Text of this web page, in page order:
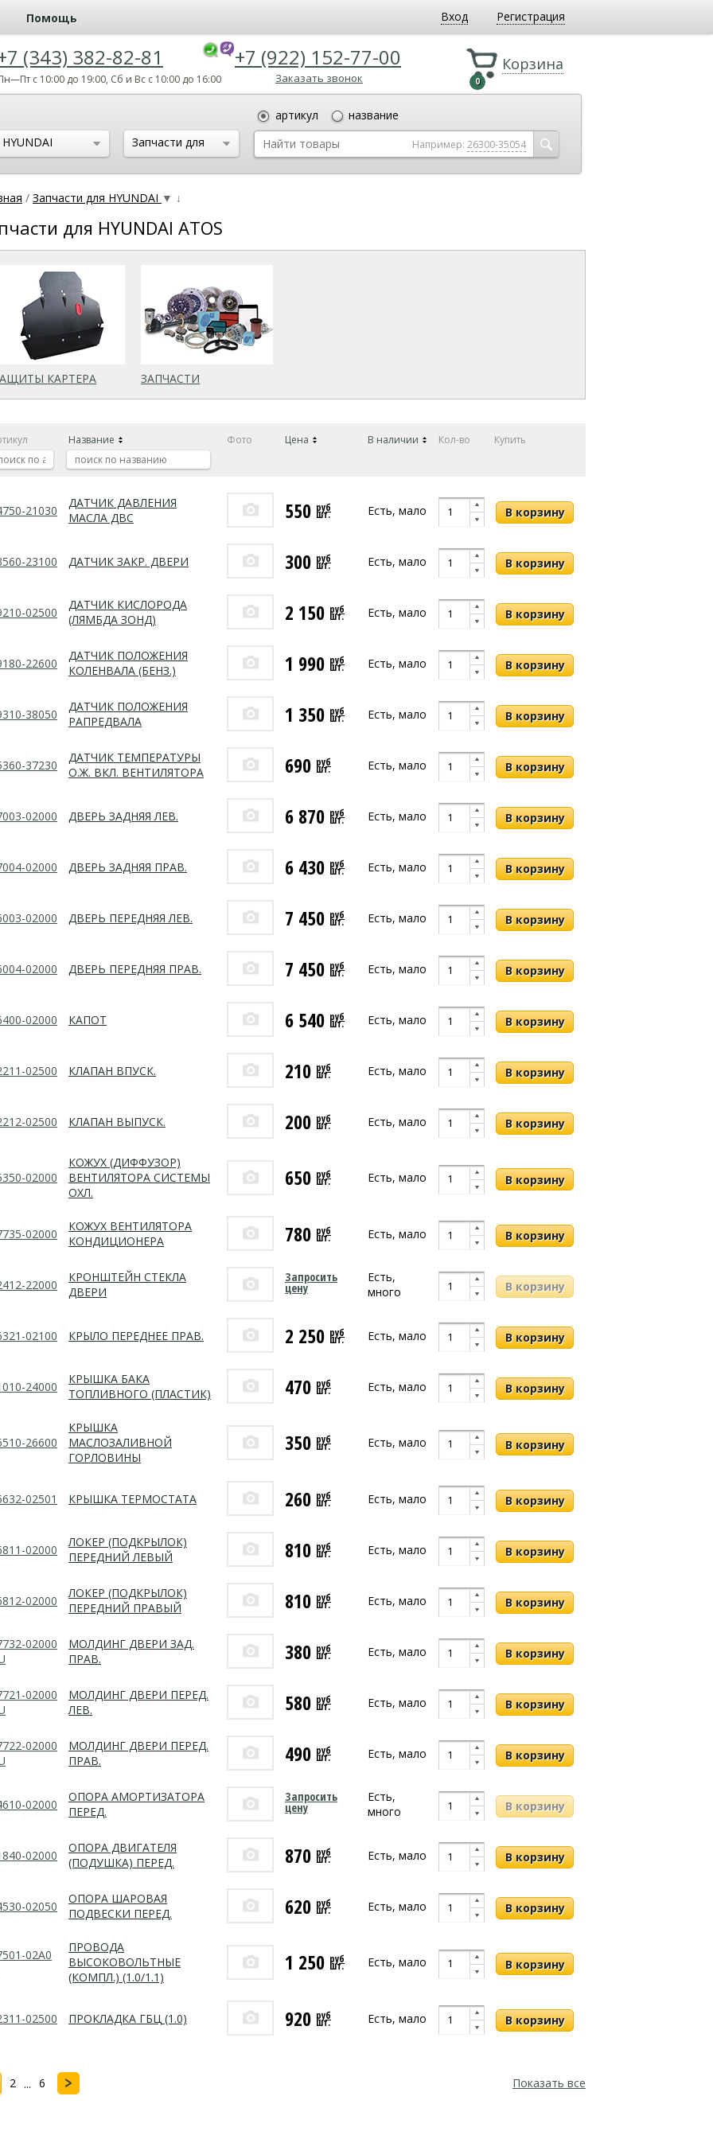
Помощь Вход Регистрация
Корзина
0
(343) 382-82-81 +7 (922) 152-77-00
с 10:00 до 19:00, Сб и Вс с 10:00 до 16:00 Заказать звонок
HYUNDAI
Запчасти для
HYUNDAI ATOS
артикул название
Например: 26300-35054
/ Запчасти для HYUNDAI ▼ ↓
для HYUNDAI ATOS
КАРТЕРА ЗАПЧАСТИ
Название Фото Цена В наличии Кол-во Купить
21030
ДАТЧИК ДАВЛЕНИЯ
МАСЛА ДВС
550 руб
шт. Есть, мало
23100 ДАТЧИК ЗАКР. ДВЕРИ 300 руб
шт. Есть, мало
02500
ДАТЧИК КИСЛОРОДА
(ЛЯМБДА ЗОНД)
2 150 руб
шт. Есть, мало
22600
ДАТЧИК ПОЛОЖЕНИЯ
КОЛЕНВАЛА (БЕНЗ.)
1 990 руб
шт. Есть, мало
38050
ДАТЧИК ПОЛОЖЕНИЯ
РАПРЕДВАЛА
1 350 руб
шт. Есть, мало
37230
ДАТЧИК ТЕМПЕРАТУРЫ
О.Ж. ВКЛ. ВЕНТИЛЯТОРА
690 руб
шт. Есть, мало
02000 ДВЕРЬ ЗАДНЯЯ ЛЕВ. 6 870 руб
шт. Есть, мало
02000 ДВЕРЬ ЗАДНЯЯ ПРАВ. 6 430 руб
шт. Есть, мало
02000 ДВЕРЬ ПЕРЕДНЯЯ ЛЕВ. 7 450 руб
шт. Есть, мало
02000 ДВЕРЬ ПЕРЕДНЯЯ ПРАВ. 7 450 руб
шт. Есть, мало
02000 КАПОТ 6 540 руб
шт. Есть, мало
02500 КЛАПАН ВПУСК. 210 руб
шт. Есть, мало
02500 КЛАПАН ВЫПУСК. 200 руб
шт. Есть, мало
02000
КОЖУХ (ДИФФУЗОР)
ВЕНТИЛЯТОРА СИСТЕМЫ
ОХЛ.
650 руб
шт. Есть, мало
02000
КОЖУХ ВЕНТИЛЯТОРА
КОНДИЦИОНЕРА
780 руб
шт. Есть, мало
22000
КРОНШТЕЙН СТЕКЛА
ДВЕРИ
Запросить
цену
Есть,
много
02100 КРЫЛО ПЕРЕДНЕЕ ПРАВ. 2 250 руб
шт. Есть, мало
24000
КРЫШКА БАКА
ТОПЛИВНОГО (ПЛАСТИК)
470 руб
шт. Есть, мало
26600
КРЫШКА
МАСЛОЗАЛИВНОЙ
ГОРЛОВИНЫ
350 руб
шт. Есть, мало
02501 КРЫШКА ТЕРМОСТАТА 260 руб
шт. Есть, мало
02000
ЛОКЕР (ПОДКРЫЛОК)
ПЕРЕДНИЙ ЛЕВЫЙ
810 руб
шт. Есть, мало
02000
ЛОКЕР (ПОДКРЫЛОК)
ПЕРЕДНИЙ ПРАВЫЙ
810 руб
шт. Есть, мало
02000
МОЛДИНГ ДВЕРИ ЗАД.
ПРАВ.
380 руб
шт. Есть, мало
02000
МОЛДИНГ ДВЕРИ ПЕРЕД.
ЛЕВ.
580 руб
шт. Есть, мало
02000
МОЛДИНГ ДВЕРИ ПЕРЕД.
ПРАВ.
490 руб
шт. Есть, мало
02000
ОПОРА АМОРТИЗАТОРА
ПЕРЕД.
Запросить
цену
Есть,
много
02000
ОПОРА ДВИГАТЕЛЯ
(ПОДУШКА) ПЕРЕД.
870 руб
шт. Есть, мало
02050
ОПОРА ШАРОВАЯ
ПОДВЕСКИ ПЕРЕД.
620 руб
шт. Есть, мало
02A0
ПРОВОДА
ВЫСОКОВОЛЬТНЫЕ
(КОМПЛ.) (1.0/1.1)
1 250 руб
шт. Есть, мало
02500 ПРОКЛАДКА ГБЦ (1.0) 920 руб
шт. Есть, мало
2 ... 6 Показать все